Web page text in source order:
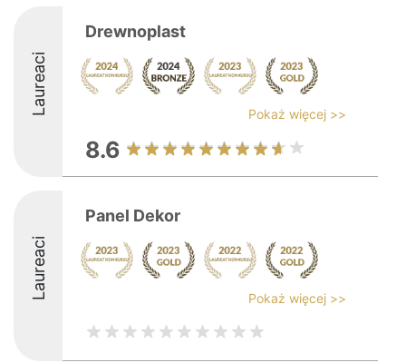
Laureaci
Drewnoplast
Pokaż więcej >>
8.6
Laureaci
Panel Dekor
Pokaż więcej >>